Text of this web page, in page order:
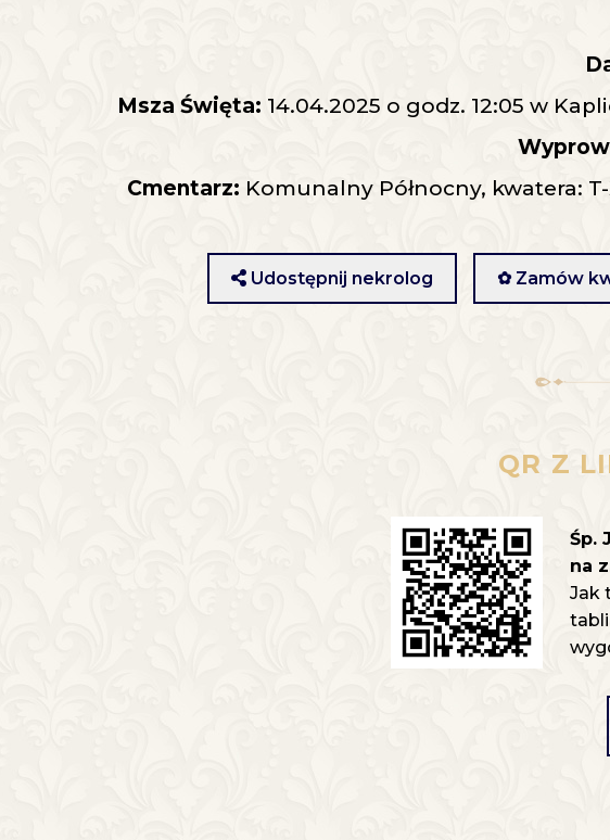
Msza Święta: 14.04.2025 o godz. 12:05 w
Cmentarz: Komunalny Północny, kwatera:
Udostępnij nekrolog ✿ Zamów
QR Z
Śp.
na
Jak